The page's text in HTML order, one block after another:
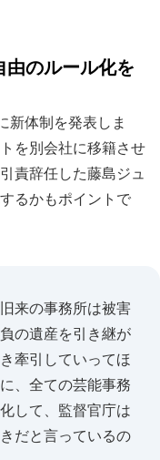
由のルール化を
体制を発表しま
を別会社に移籍させ
責辞任した藤島ジュ
るかもポイントで
来の事務所は被害
の遺産を引き継が
牽引していってほ
、全ての芸能事務
して、監督官庁は
だと言っているの